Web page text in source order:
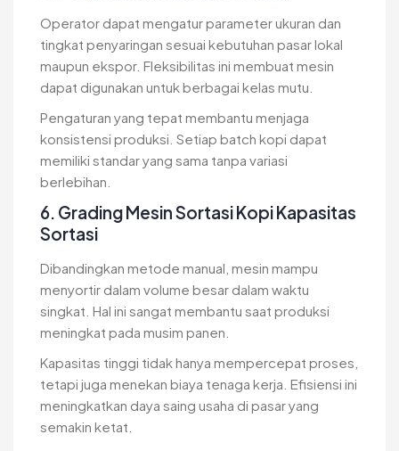
Operator dapat mengatur parameter ukuran dan
tingkat penyaringan sesuai kebutuhan pasar lokal
maupun ekspor. Fleksibilitas ini membuat mesin
dapat digunakan untuk berbagai kelas mutu.
Pengaturan yang tepat membantu menjaga
konsistensi produksi. Setiap batch kopi dapat
memiliki standar yang sama tanpa variasi
berlebihan.
6. Grading Mesin Sortasi Kopi Kapasitas
Sortasi
Dibandingkan metode manual, mesin mampu
menyortir dalam volume besar dalam waktu
singkat. Hal ini sangat membantu saat produksi
meningkat pada musim panen.
Kapasitas tinggi tidak hanya mempercepat proses,
tetapi juga menekan biaya tenaga kerja. Efisiensi ini
meningkatkan daya saing usaha di pasar yang
semakin ketat.